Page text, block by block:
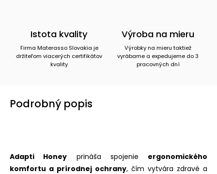
Istota kvality
Firma Materasso Slovakia je
držiteľom viacerých certifikátov
kvality
Výroba na mieru
Výrobky na mieru taktiež
vyrábame a expedujeme do 3
pracovných dní
Podrobný popis
Adapti Honey prináša spojenie
ergonomického
komfortu a prírodnej ochrany, čím vytvára zdravé a